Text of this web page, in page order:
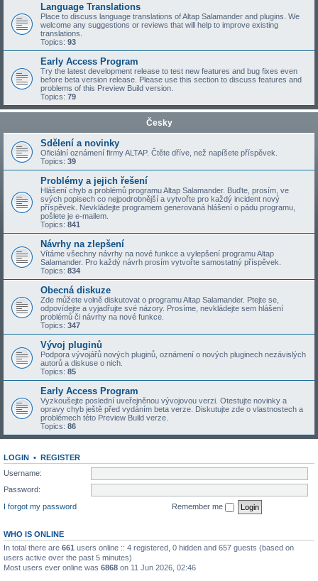
Language Translations
Place to discuss language translations of Altap Salamander and plugins. We
welcome any suggestions or reviews that will help to improve existing
translations.
Topics: 93
Early Access Program
Try the latest development release to test new features and bug fixes even
before beta version release. Please use this section to discuss features and
problems of this Preview Build version.
Topics: 79
Česky
Sdělení a novinky
Oficiální oznámení firmy ALTAP. Čtěte dříve, než napíšete příspěvek.
Topics: 39
Problémy a jejich řešení
Hlášení chyb a problémů programu Altap Salamander. Buďte, prosím, ve
svých popisech co nejpodrobnější a vytvořte pro každý incident nový
příspěvek. Nevkládejte programem generovaná hlášení o pádu programu,
pošlete je e-mailem.
Topics: 841
Návrhy na zlepšení
Vítáme všechny návrhy na nové funkce a vylepšení programu Altap
Salamander. Pro každý návrh prosím vytvořte samostatný příspěvek.
Topics: 834
Obecná diskuze
Zde můžete volně diskutovat o programu Altap Salamander. Ptejte se,
odpovídejte a vyjadřujte své názory. Prosíme, nevkládejte sem hlášení
problémů či návrhy na nové funkce.
Topics: 347
Vývoj pluginů
Podpora vývojářů nových pluginů, oznámení o nových pluginech nezávislých
autorů a diskuse o nich.
Topics: 85
Early Access Program
Vyzkoušejte poslední uveřejněnou vývojovou verzi. Otestujte novinky a
opravy chyb ještě před vydáním beta verze. Diskutujte zde o vlastnostech a
problémech této Preview Build verze.
Topics: 86
LOGIN • REGISTER
Username:
Password:
I forgot my password
Remember me
WHO IS ONLINE
In total there are 661 users online :: 4 registered, 0 hidden and 657 guests (based on
users active over the past 5 minutes)
Most users ever online was 6868 on 11 Jun 2026, 02:46